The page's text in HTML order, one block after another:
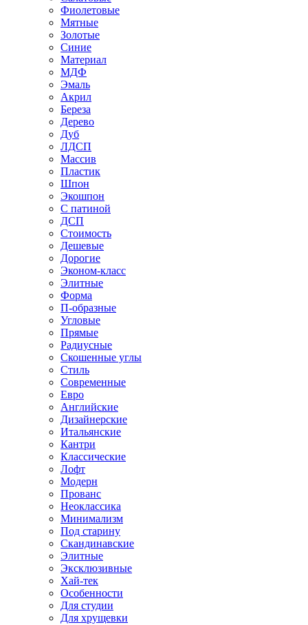
Фиолетовые
Мятные
Золотые
Синие
Материал
МДФ
Эмаль
Акрил
Береза
Дерево
Дуб
ЛДСП
Массив
Пластик
Шпон
Экошпон
С патиной
ДСП
Стоимость
Дешевые
Дорогие
Эконом-класс
Элитные
Форма
П-образные
Угловые
Прямые
Радиусные
Скошенные углы
Стиль
Современные
Евро
Английские
Дизайнерские
Итальянские
Кантри
Классические
Лофт
Модерн
Прованс
Неоклассика
Минимализм
Под старину
Скандинавские
Элитные
Эксклюзивные
Хай-тек
Особенности
Для студии
Для хрущевки